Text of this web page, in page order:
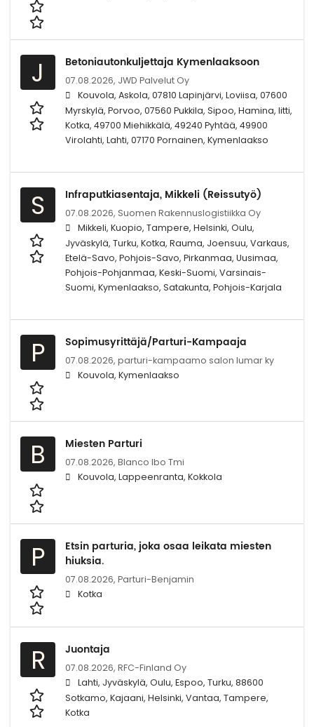
J Betoniautonkuljettaja Kymenlaaksoon
07.08.2026, JWD Palvelut Oy
Kouvola, Askola, 07810 Lapinjärvi, Loviisa, 07600
Myrskylä, Porvoo, 07560 Pukkila, Sipoo, Hamina, Iitti,
Kotka, 49700 Miehikkälä, 49240 Pyhtää, 49900
Virolahti, Lahti, 07170 Pornainen, Kymenlaakso
S Infraputkiasentaja, Mikkeli (Reissutyö)
07.08.2026, Suomen Rakennuslogistiikka Oy
Mikkeli, Kuopio, Tampere, Helsinki, Oulu,
Jyväskylä, Turku, Kotka, Rauma, Joensuu, Varkaus,
Etelä-Savo, Pohjois-Savo, Pirkanmaa, Uusimaa,
Pohjois-Pohjanmaa, Keski-Suomi, Varsinais-
Suomi, Kymenlaakso, Satakunta, Pohjois-Karjala
P Sopimusyrittäjä/Parturi-Kampaaja
07.08.2026, parturi-kampaamo salon lumar ky
Kouvola, Kymenlaakso
B Miesten Parturi
07.08.2026, Blanco lbo Tmi
Kouvola, Lappeenranta, Kokkola
P
Etsin parturia, joka osaa leikata miesten
hiuksia.
07.08.2026, Parturi-Benjamin
Kotka
R Juontaja
07.08.2026, RFC-Finland Oy
Lahti, Jyväskylä, Oulu, Espoo, Turku, 88600
Sotkamo, Kajaani, Helsinki, Vantaa, Tampere,
Kotka